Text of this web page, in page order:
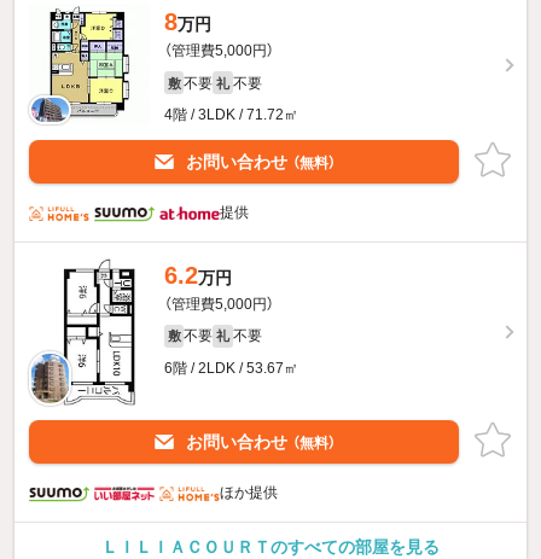
8万円
（管理費5,000円）
敷 不要 礼 不要
4階 / 3LDK / 71.72㎡
お問い合わせ （無料）
提供
6.2万円
（管理費5,000円）
敷 不要 礼 不要
6階 / 2LDK / 53.67㎡
お問い合わせ （無料）
ほか提供
ＬＩＬＩＡＣＯＵＲＴのすべての部屋を見る